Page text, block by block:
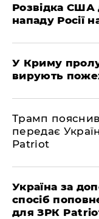
Розвідка США
нападу Росії
У Криму
вирують
Трамп
передає
Patriot
Україна за
спосіб
для ЗРК